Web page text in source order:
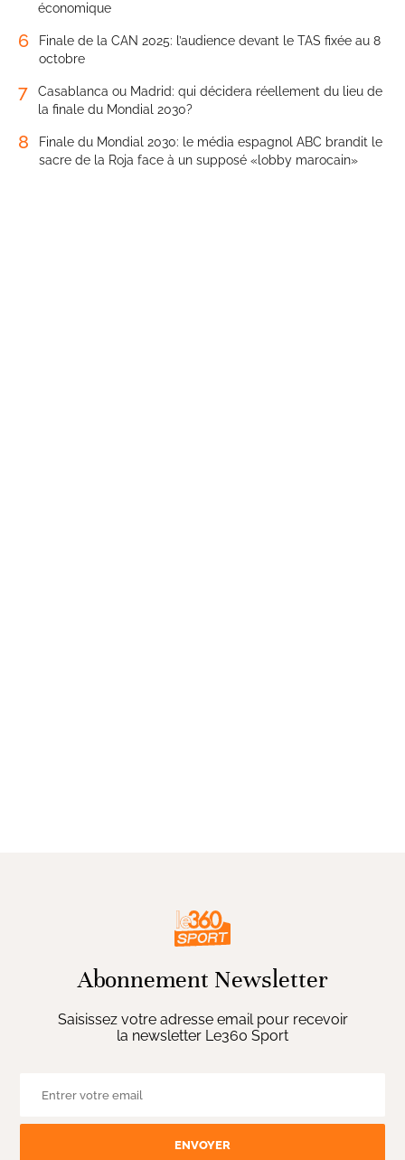
économique
6
Finale de la CAN 2025: l’audience devant le TAS fixée au 8
octobre
7
Casablanca ou Madrid: qui décidera réellement du lieu de
la finale du Mondial 2030?
8
Finale du Mondial 2030: le média espagnol ABC brandit le
sacre de la Roja face à un supposé «lobby marocain»
Abonnement Newsletter
Saisissez votre adresse email pour recevoir
la newsletter Le360 Sport
ENVOYER